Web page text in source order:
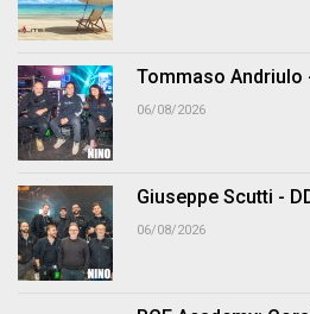
Tommaso Andriulo
06/08/2026
Giuseppe Scutti -
06/08/2026